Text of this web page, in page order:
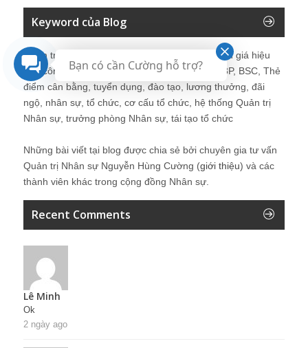
Keyword của Blog
Quản trị nhân sự, Human Resources, KPI, Đánh giá hiệu
quả công việc, chính sách lương, CnB, lương 3P, BSC, Thẻ
điểm cân bằng, tuyển dụng, đào tạo, lương thưởng, đãi
ngộ, nhân sự, tổ chức, cơ cấu tổ chức, hệ thống Quản trị
Nhân sự, trưởng phòng Nhân sự, tái tạo tổ chức
Những bài viết tại blog được chia sẻ bởi chuyên gia tư vấn
Quản trị Nhân sự Nguyễn Hùng Cường (giới thiệu) và các
thành viên khác trong cộng đồng Nhân sự.
Recent Comments
Lê Minh
Ok
2 ngày ago
Bạn có cần Cường hỗ trợ?